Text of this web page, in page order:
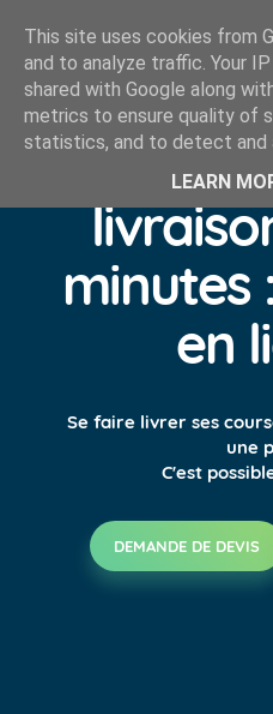
Dija
minutes
en
Se faire livrer ses
une
C'est
DEMANDE DE DEVIS
This site uses cookies from
and to analyze traffic. Your
shared with Google along
metrics to ensure quality of
statistics, and to detect and
LEARN